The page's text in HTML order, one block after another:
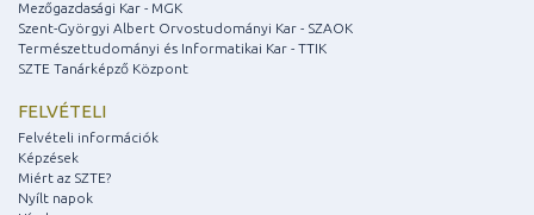
Mezőgazdasági Kar - MGK
Szent-Györgyi Albert Orvostudományi Kar - SZAOK
Természettudományi és Informatikai Kar - TTIK
SZTE Tanárképző Központ
FELVÉTELI
Felvételi információk
Képzések
Miért az SZTE?
Nyílt napok